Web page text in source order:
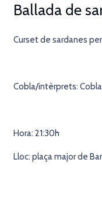
Ballada de
Curset de sardanes
Cobla/intèrprets:
Hora: 21:30h
Lloc: plaça major de